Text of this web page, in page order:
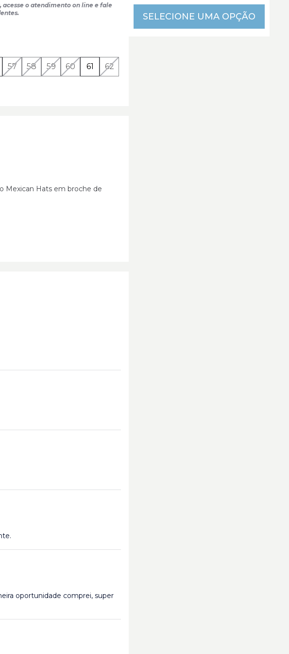
acesse o atendimento on line e fale
57 58 59 60 61 62
Mexican Hats em broche de
oportunidade comprei, super
SELECIONE UMA OPÇÃO